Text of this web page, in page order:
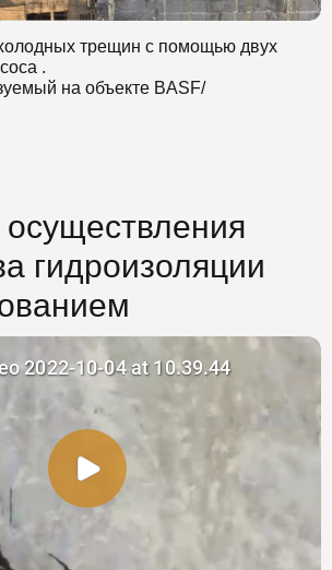
трещин с помощью двух
.
на объекте BASF/
гидроизоляции